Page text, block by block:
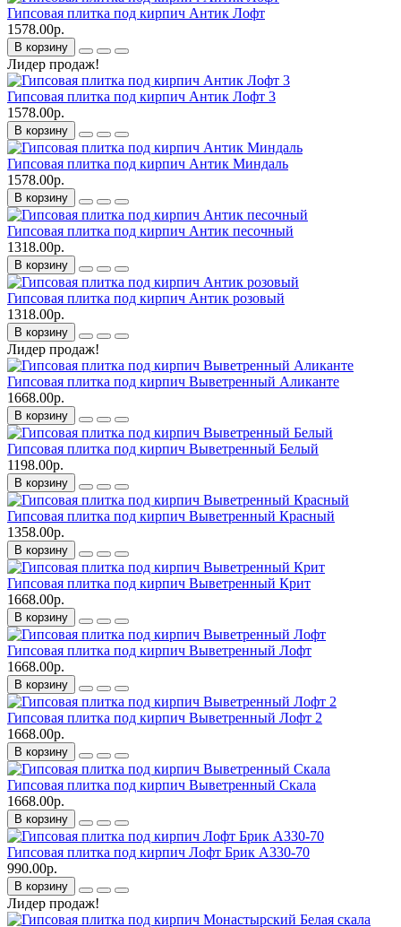
Гипсовая плитка под кирпич Антик Лофт
1578.00р.
В корзину
Лидер продаж!
Гипсовая плитка под кирпич Антик Лофт 3
1578.00р.
В корзину
Гипсовая плитка под кирпич Антик Миндаль
1578.00р.
В корзину
Гипсовая плитка под кирпич Антик песочный
1318.00р.
В корзину
Гипсовая плитка под кирпич Антик розовый
1318.00р.
В корзину
Лидер продаж!
Гипсовая плитка под кирпич Выветренный Аликанте
1668.00р.
В корзину
Гипсовая плитка под кирпич Выветренный Белый
1198.00р.
В корзину
Гипсовая плитка под кирпич Выветренный Красный
1358.00р.
В корзину
Гипсовая плитка под кирпич Выветренный Крит
1668.00р.
В корзину
Гипсовая плитка под кирпич Выветренный Лофт
1668.00р.
В корзину
Гипсовая плитка под кирпич Выветренный Лофт 2
1668.00р.
В корзину
Гипсовая плитка под кирпич Выветренный Скала
1668.00р.
В корзину
Гипсовая плитка под кирпич Лофт Брик A330-70
990.00р.
В корзину
Лидер продаж!